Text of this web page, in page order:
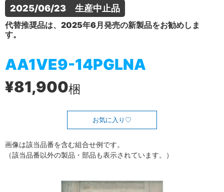
2025/06/23　生産中止品
代替推奨品は、2025年6月発売の新製品をお勧めしま
す。
AA1VE9-14PGLNA
¥81,900梱
お気に入り
画像は該当品番を含む組合せ例です。
（該当品番以外の製品・部品も表示されています。）